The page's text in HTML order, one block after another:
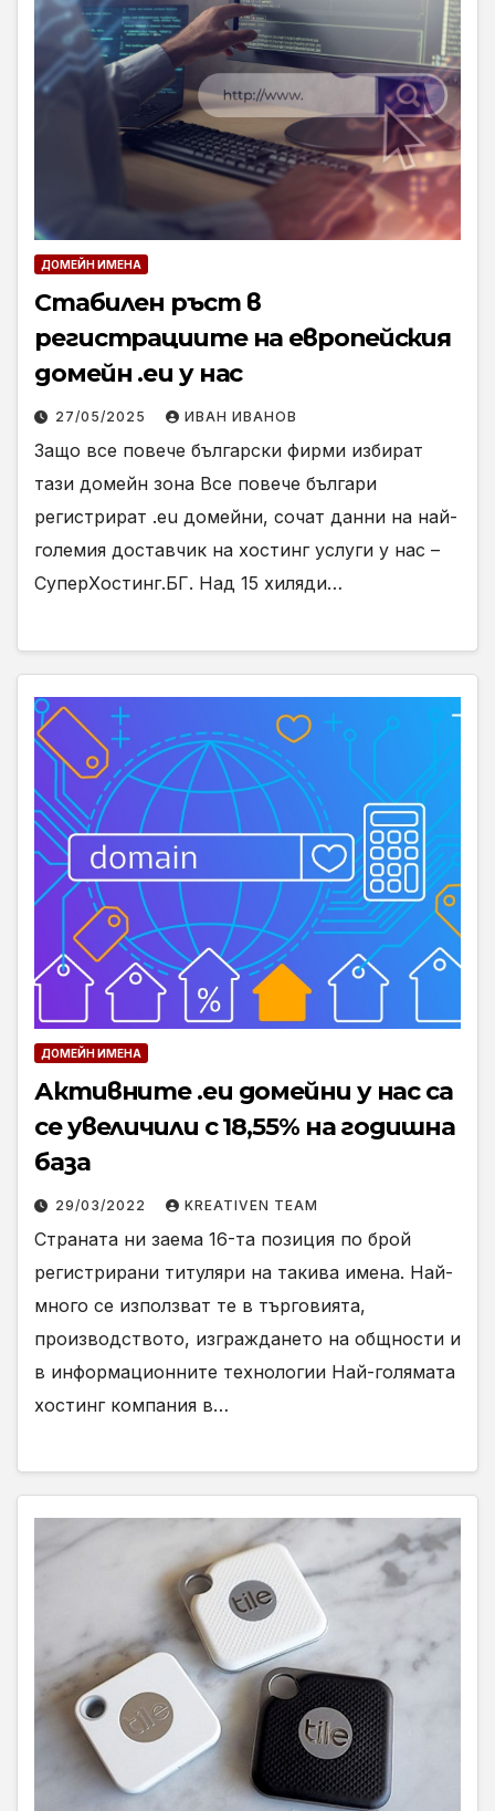
ДОМЕЙН ИМЕНА
Стабилен ръст в
регистрациите на европейския
домейн .eu у нас
27/05/2025 ИВАН ИВАНОВ
Защо все повече български фирми избират
тази домейн зона Все повече българи
регистрират .eu домейни, сочат данни на най-
големия доставчик на хостинг услуги у нас –
СуперХостинг.БГ. Над 15 хиляди…
ДОМЕЙН ИМЕНА
Активните .eu домейни у нас са
се увеличили с 18,55% на годишна
база
29/03/2022 KREATIVEN TEAM
Страната ни заема 16-та позиция по брой
регистрирани титуляри на такива имена. Най-
много се използват те в търговията,
производството, изграждането на общности и
в информационните технологии Най-голямата
хостинг компания в…